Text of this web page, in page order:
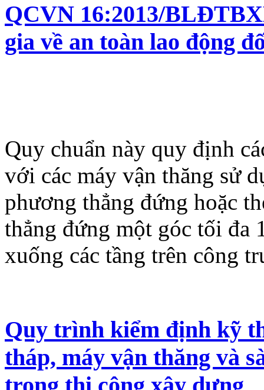
QCVN 16:2013/
gia về an toàn lao động
Quy chuẩn này quy định
với các máy vận thăng sử
phương thẳng đứng hoặc
thẳng đứng một góc tối đa
xuống các tầng trên công
Quy trình kiểm định kỹ
tháp, máy vận thăng và